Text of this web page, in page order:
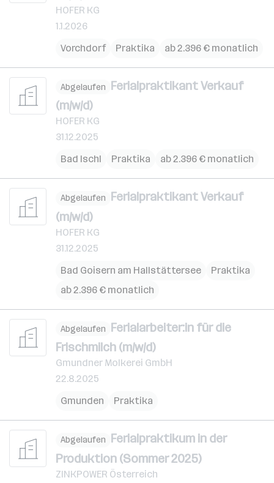
HOFER KG
1.1.2026
Vorchdorf
Praktika ab 2.396 € monatlich
Abgelaufen Ferialpraktikant Verkauf
(m/w/d)
HOFER KG
31.12.2025
Bad Ischl
Praktika ab 2.396 € monatlich
Abgelaufen Ferialpraktikant Verkauf
(m/w/d)
HOFER KG
31.12.2025
Bad Goisern am Hallstättersee
Praktika
ab 2.396 € monatlich
Abgelaufen Ferialarbeiter:in für die
Frischmilch (m/w/d)
Gmundner Molkerei GmbH
22.8.2025
Gmunden
Praktika
Abgelaufen Ferialpraktikum in der
Produktion (Sommer 2025)
ZINKPOWER Österreich